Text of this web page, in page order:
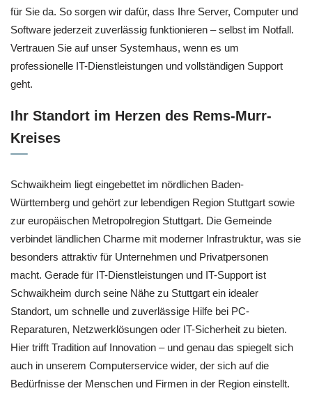
für Sie da. So sorgen wir dafür, dass Ihre Server, Computer und
Software jederzeit zuverlässig funktionieren – selbst im Notfall.
Vertrauen Sie auf unser Systemhaus, wenn es um
professionelle IT-Dienstleistungen und vollständigen Support
geht.
Ihr Standort im Herzen des Rems-Murr-
Kreises
Schwaikheim liegt eingebettet im nördlichen Baden-
Württemberg und gehört zur lebendigen Region Stuttgart sowie
zur europäischen Metropolregion Stuttgart. Die Gemeinde
verbindet ländlichen Charme mit moderner Infrastruktur, was sie
besonders attraktiv für Unternehmen und Privatpersonen
macht. Gerade für IT-Dienstleistungen und IT-Support ist
Schwaikheim durch seine Nähe zu Stuttgart ein idealer
Standort, um schnelle und zuverlässige Hilfe bei PC-
Reparaturen, Netzwerklösungen oder IT-Sicherheit zu bieten.
Hier trifft Tradition auf Innovation – und genau das spiegelt sich
auch in unserem Computerservice wider, der sich auf die
Bedürfnisse der Menschen und Firmen in der Region einstellt.